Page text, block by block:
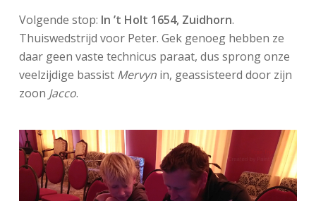
Volgende stop: In ’t Holt 1654, Zuidhorn.
Thuiswedstrijd voor Peter. Gek genoeg hebben ze
daar geen vaste technicus paraat, dus sprong onze
veelzijdige bassist Mervynin, geassisteerd door zijn
zoon Jacco.